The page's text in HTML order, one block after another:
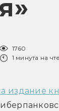
1760
1 минута на
издание